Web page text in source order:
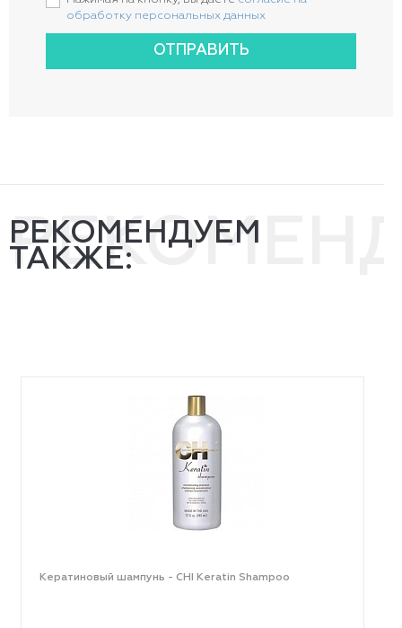
обработку персональных данных
ОТПРАВИТЬ
РЕКОМЕНДУЕМ
ТАКЖЕ:
Кератиновый шампунь - CHI Keratin Shampoo